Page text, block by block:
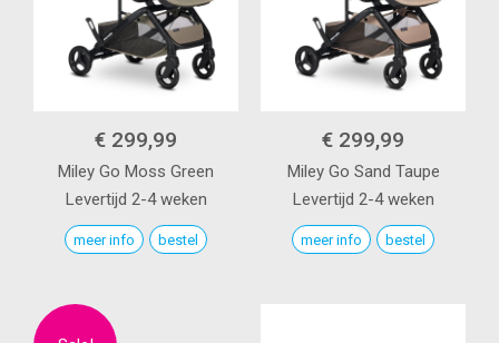
€ 299,99
Miley Go Moss Green
Levertijd 2-4 weken
meer info bestel
€ 299,99
Miley Go Sand Taupe
Levertijd 2-4 weken
meer info bestel